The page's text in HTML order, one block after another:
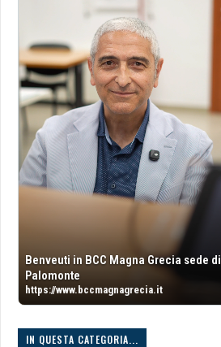
Benveuti in BCC Magna Grecia sede di
Palomonte
https://www.bccmagnagrecia.it
IN QUESTA CATEGORIA...